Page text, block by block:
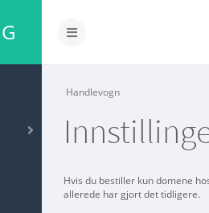
Handlevogn
Hvis du bestiller kun domene
allerede har gjort det tidligere.